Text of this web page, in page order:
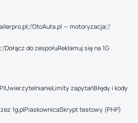
OtoAuta.pl — motoryzacja
Dołącz do zespołuReklamuj się na 1G
UwierzytelnianieLimity zapytańBłędy i kody
1g.plPiaskownicaSkrypt testowy (PHP)